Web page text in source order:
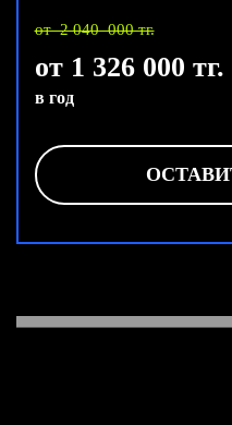
от 2 040 000 тг.
от 1 326 000 тг.
в год